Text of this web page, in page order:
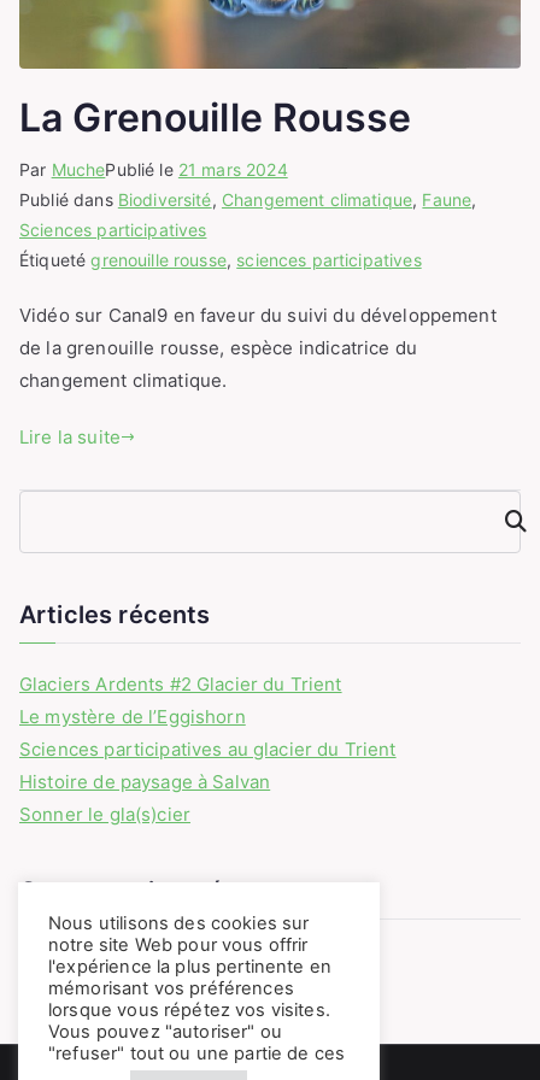
La Grenouille Rousse
Par MuchePublié le 21 mars 2024
Publié dans Biodiversité, Changement climatique, Faune,
Sciences participatives
Étiquetégrenouille rousse, sciences participatives
Vidéo sur Canal9 en faveur du suivi du développement
de la grenouille rousse, espèce indicatrice du
changement climatique.
Lire la suite
Articles récents
Glaciers Ardents #2 Glacier du Trient
Le mystère de l’Eggishorn
Sciences participatives au glacier du Trient
Histoire de paysage à Salvan
Sonner le gla(s)cier
Commentaires récents
Aucun commentaire à afficher.
Nous utilisons des cookies sur
notre site Web pour vous offrir
l'expérience la plus pertinente en
mémorisant vos préférences
lorsque vous répétez vos visites.
Vous pouvez "autoriser" ou
"refuser" tout ou une partie de ces